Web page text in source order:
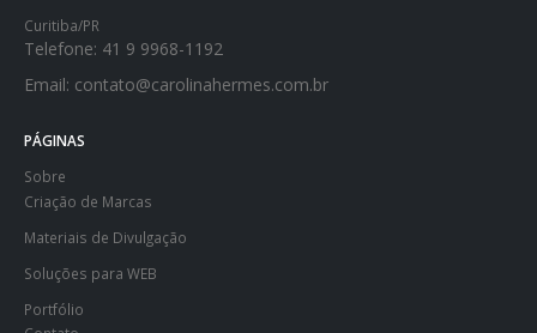
Curitiba/PR
Telefone: 41 9 9968-1192
Email: contato@carolinahermes.com.br
PÁGINAS
Sobre
Criação de Marcas
Materiais de Divulgação
Soluções para WEB
Portfólio